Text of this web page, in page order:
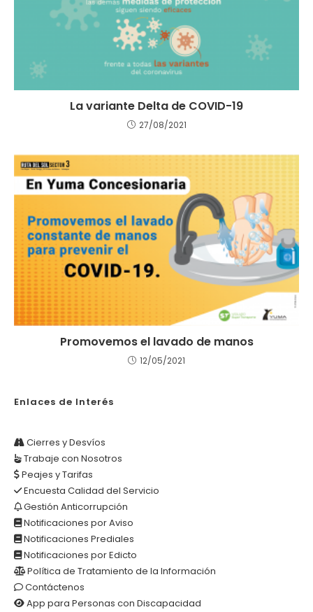
La variante Delta de COVID-19
27/08/2021
Promovemos el lavado de manos
12/05/2021
Enlaces de Interés
Cierres y Desvíos
Trabaje con Nosotros
Peajes y Tarifas
Encuesta Calidad del Servicio
Gestión Anticorrupción
Notificaciones por Aviso
Notificaciones Prediales
Notificaciones por Edicto
Política de Tratamiento de la Información
Contáctenos
App para Personas con Discapacidad